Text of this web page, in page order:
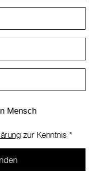
zur Kenntnis *